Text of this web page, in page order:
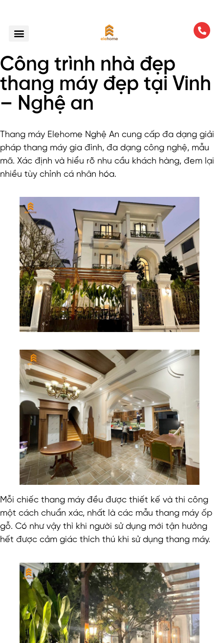
Công trình nhà đẹp
thang máy đẹp tại Vinh
– Nghệ an
Thang máy Elehome Nghệ An cung cấp đa dạng giải
pháp thang máy gia đình, đa dạng công nghệ, mẫu
mã. Xác định và hiểu rõ nhu cầu khách hàng, đem lại
nhiều tùy chỉnh cá nhân hóa.
Mỗi chiếc thang máy đều được thiết kế và thi công
một cách chuẩn xác, nhất là các mẫu thang máy ốp
gỗ. Có như vậy thì khi người sử dụng mới tận hưởng
hết được cảm giác thích thú khi sử dụng thang máy.